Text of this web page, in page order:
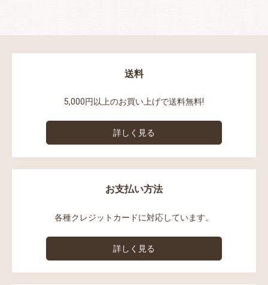
送料
5,000円以上のお買い上げで送料無料!
詳しく見る
お支払い方法
各種クレジットカードに対応しています。
詳しく見る